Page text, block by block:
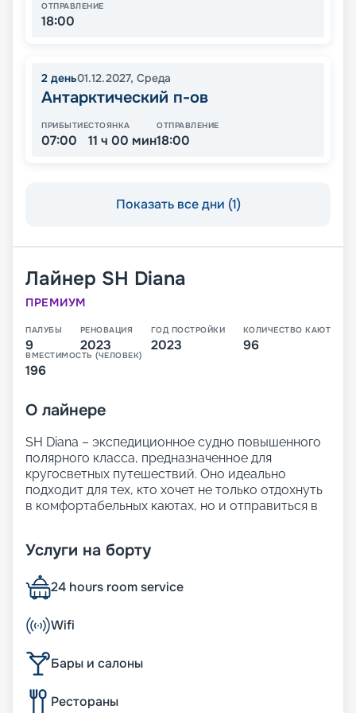
ОТПРАВЛЕНИЕ
18:00
2 день01.12.2027, Среда
Антарктический п-ов
ПРИБЫТИЕ
07:00
СТОЯНКА
11 ч 00 мин
ОТПРАВЛЕНИЕ
18:00
Показать все дни (1)
Лайнер SH Diana
ПРЕМИУМ
ПАЛУБЫ
9
РЕНОВАЦИЯ
2023
ГОД ПОСТРОЙКИ
2023
КОЛИЧЕСТВО КАЮТ
96
ВМЕСТИМОСТЬ (ЧЕЛОВЕК)
196
О лайнере
SH Diana – экспедиционное судно повышенного
полярного класса, предназначенное для
кругосветных путешествий. Оно идеально
подходит для тех, кто хочет не только отдохнуть
в комфортабельных каютах, но и отправиться в
удалённые уголки нашей планеты, при этом
элегантными интерьерами в стиле
скандинавский шик и насыщенной
развлекательной программой.
В навигации 2024-2026 года туристы могут
выбрать круиз по Антарктиде и Европе, Южной
Америке и Карибам.
подробную информацию о лайнере: маршруты и
Услуги на борту
24 hours room service
Wifi
Бары и салоны
Рестораны